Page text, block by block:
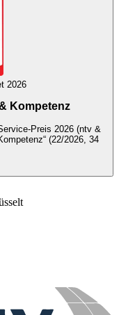
2026
Kompetenz
Preis 2026 (ntv &
(22/2026, 34